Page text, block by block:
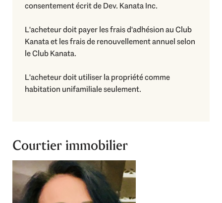
consentement écrit de Dev. Kanata Inc.
L'acheteur doit payer les frais d'adhésion au Club
Kanata et les frais de renouvellement annuel selon
le Club Kanata.
L'acheteur doit utiliser la propriété comme
habitation unifamiliale seulement.
Courtier immobilier